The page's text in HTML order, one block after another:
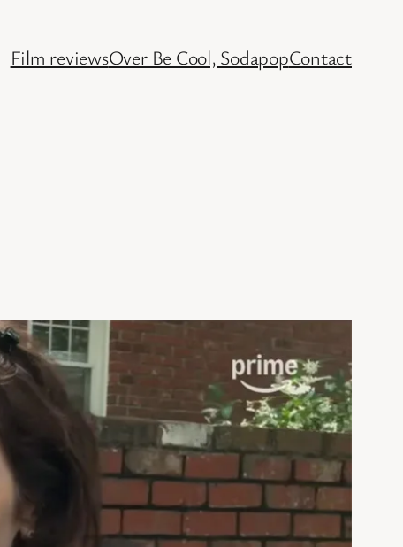
Film reviewsOver Be Cool, SodapopContact